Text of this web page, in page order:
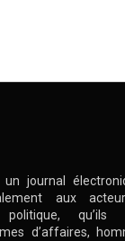
journal
aux
qu’ils
d’affaires,